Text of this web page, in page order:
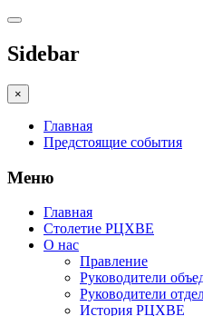
Sidebar
×
Главная
Предстоящие события
Меню
Главная
Столетие РЦХВЕ
О нас
Правление
Руководители
Руководители
История РЦХВЕ